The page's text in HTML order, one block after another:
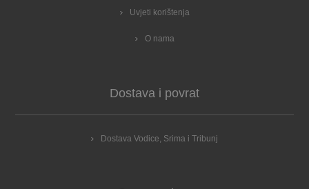
Uvjeti korištenja
O nama
Dostava i povrat
Dostava Vodice, Srima i Tribunj